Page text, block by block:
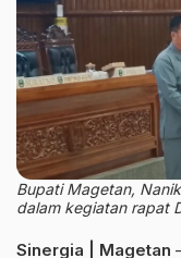
Bupati Magetan,
dalam kegiatan rapat
Sinergia | Magetan